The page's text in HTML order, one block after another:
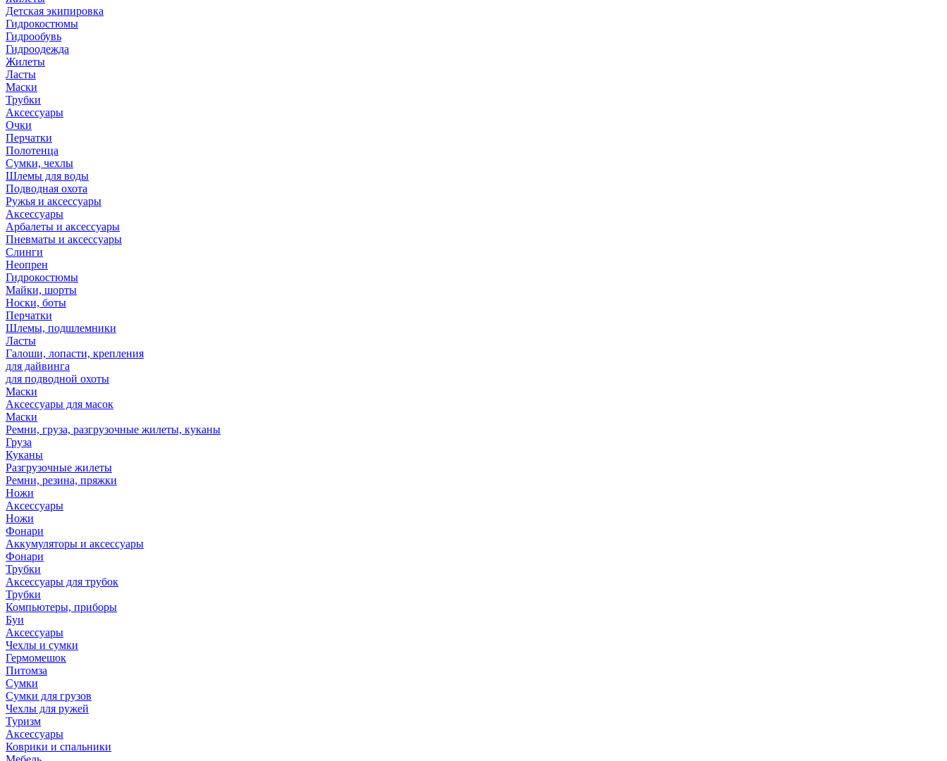
Детская экипировка
Гидрокостюмы
Гидрообувь
Гидроодежда
Жилеты
Ласты
Маски
Трубки
Аксессуары
Очки
Перчатки
Полотенца
Сумки, чехлы
Шлемы для воды
Подводная охота
Ружья и аксессуары
Аксессуары
Арбалеты и аксессуары
Пневматы и аксессуары
Слинги
Неопрен
Гидрокостюмы
Майки, шорты
Носки, боты
Перчатки
Шлемы, подшлемники
Ласты
Галоши, лопасти, крепления
для дайвинга
для подводной охоты
Маски
Аксессуары для масок
Маски
Ремни, груза, разгрузочные жилеты, куканы
Груза
Куканы
Разгрузочные жилеты
Ремни, резина, пряжки
Ножи
Аксессуары
Ножи
Фонари
Аккумуляторы и аксессуары
Фонари
Трубки
Аксессуары для трубок
Трубки
Компьютеры, приборы
Буи
Аксессуары
Чехлы и сумки
Гермомешок
Питомза
Сумки
Сумки для грузов
Чехлы для ружей
Туризм
Аксессуары
Коврики и спальники